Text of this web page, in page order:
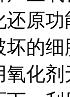
原
的
化